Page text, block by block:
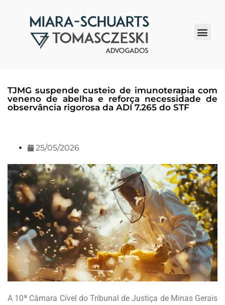
TJMG suspende custeio de imunoterapia com
veneno de abelha e reforça necessidade de
observância rigorosa da ADI 7.265 do STF
25/05/2026
A 10ª Câmara Cível do Tribunal de Justiça de Minas Gerais